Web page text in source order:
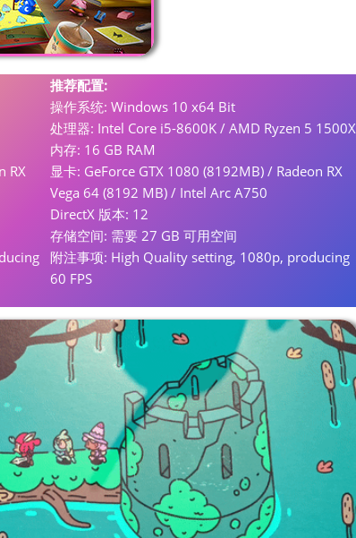
RX
推荐配置:
操作系统: Windows 10 x64 Bit
处理器: Intel Core i5-8600K / AMD Ryzen 5 1500X
内存: 16 GB RAM
显卡: GeForce GTX 1080 (8192MB) / Radeon RX
Vega 64 (8192 MB) / Intel Arc A750
DirectX 版本: 12
存储空间: 需要 27 GB 可用空间
附注事项: High Quality setting, 1080p, producing
60 FPS